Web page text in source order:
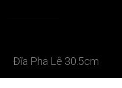
Đĩa Pha Lê 30.5cm